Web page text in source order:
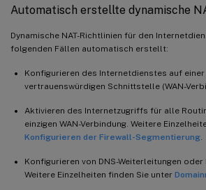
Automatisch erstellte dynamische
Dynamische NAT-Richtlinien für den
folgenden Fällen automatisch erstellt:
Konfigurieren des Internetdienstes auf
vertrauenswürdigen Schnittstelle (WAN-
Aktivieren des Internetzugriffs für alle
einzigen WAN-Verbindung. Weitere
Konfigurieren der Firewall-Segmentierung.
Konfigurieren von DNS-Weiterleitungen oder
Weitere Einzelheiten finden Sie unter